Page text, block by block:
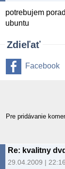
potrebujem
ubuntu
Zdieľať
Facebook
Pre pridávanie
Re: kvalitny
29.04.2009 | 22:16